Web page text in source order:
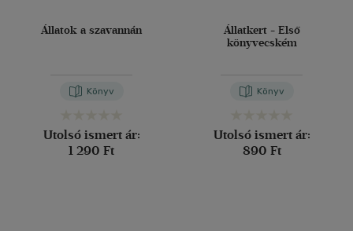
Állatok a szavannán
Könyv
Utolsó ismert ár:
1 290 Ft
Állatkert - Első
könyvecském
Könyv
Utolsó ismert ár:
890 Ft